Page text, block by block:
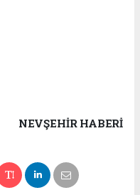
NEVŞEHIR HABERİ